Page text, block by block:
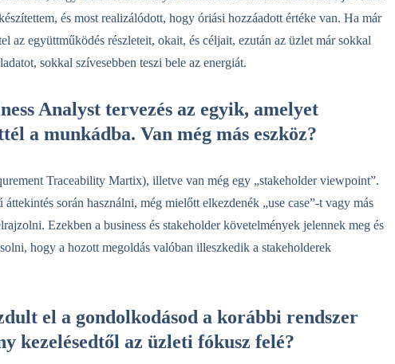
és most realizálódott, hogy óriási hozzáadott értéke van. Ha már
az együttműködés részleteit, okait, és céljait, ezután az üzlet már sokkal
sokkal szívesebben teszi bele az energiát.
Analyst tervezés az egyik, amelyet
a munkádba. Van még más eszköz?
Traceability Martix), illetve van még egy „stakeholder viewpoint”.
áttekintés során használni, még mielőtt elkezdenék „use case”-t vagy más
Ezekben a business és stakeholder követelmények jelennek meg és
hogy a hozott megoldás valóban illeszkedik a stakeholderek
el a gondolkodásod a korábbi rendszer
kezelésedtől az üzleti fókusz felé?